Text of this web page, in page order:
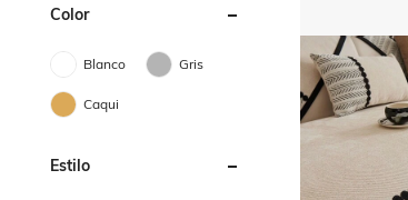
Color
Blanco Gris
Caqui
Estilo